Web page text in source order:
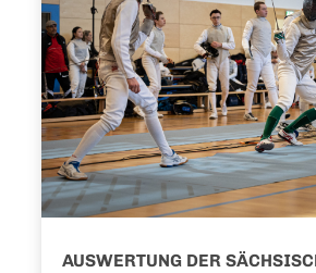
AUSWERTUNG DER